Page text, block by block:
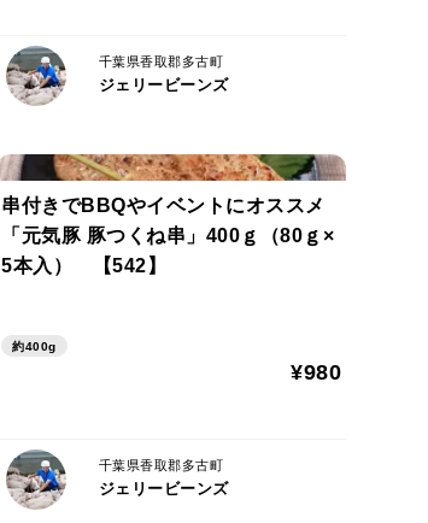
千葉県香取郡多古町
ジェリービーンズ
串付きでBBQやイベントにオススメ
「元気豚 豚つくね串」400ｇ（80ｇ×
5本入） 【542】
約400g
¥980
千葉県香取郡多古町
ジェリービーンズ